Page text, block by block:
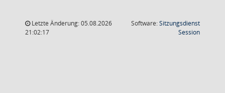
Letzte Änderung: 05.08.2026
21:02:17
Software:Sitzungsdienst
Session(Wird in